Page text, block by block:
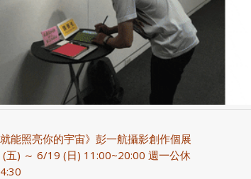
能照亮你的宇宙》彭一航攝影創作個展
五) ～ 6/19 (日) 11:00~20:00 週一公休